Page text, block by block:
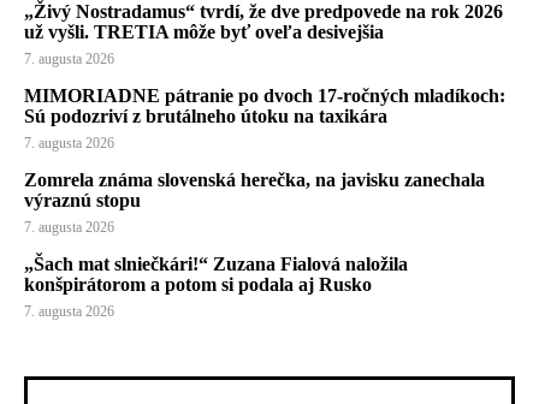
„Živý Nostradamus“ tvrdí, že dve predpovede na rok 2026
už vyšli. TRETIA môže byť oveľa desivejšia
7. augusta 2026
MIMORIADNE pátranie po dvoch 17-ročných mladíkoch:
Sú podozriví z brutálneho útoku na taxikára
7. augusta 2026
Zomrela známa slovenská herečka, na javisku zanechala
výraznú stopu
7. augusta 2026
„Šach mat slniečkári!“ Zuzana Fialová naložila
konšpirátorom a potom si podala aj Rusko
7. augusta 2026